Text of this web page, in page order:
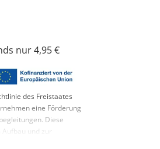
nur 4,95 €
des Freistaates
eine Förderung
Diese
und zur